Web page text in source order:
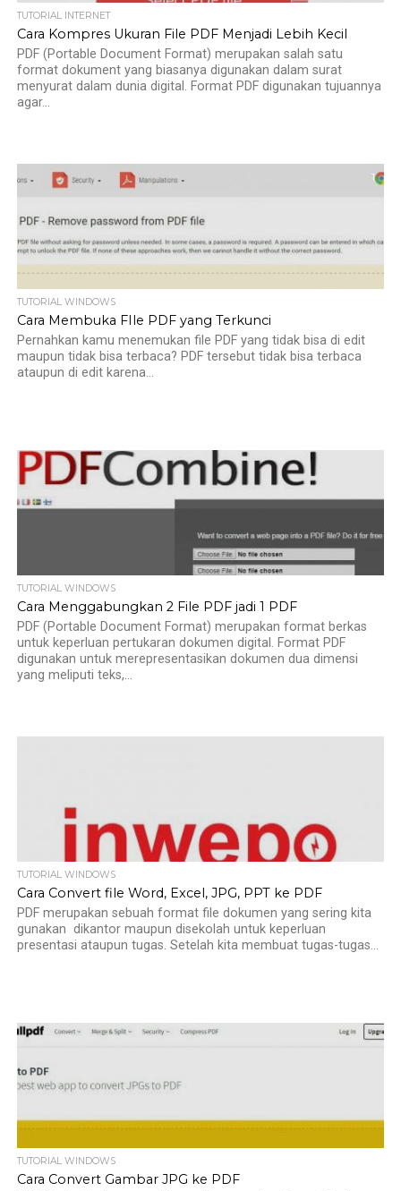
TUTORIAL INTERNET
Cara Kompres Ukuran File PDF Menjadi Lebih Kecil
PDF (Portable Document Format) merupakan salah satu
format dokument yang biasanya digunakan dalam surat
menyurat dalam dunia digital. Format PDF digunakan tujuannya
agar...
1
TUTORIAL WINDOWS
Cara Membuka FIle PDF yang Terkunci
Pernahkan kamu menemukan file PDF yang tidak bisa di edit
maupun tidak bisa terbaca? PDF tersebut tidak bisa terbaca
ataupun di edit karena...
TUTORIAL WINDOWS
Cara Menggabungkan 2 File PDF jadi 1 PDF
PDF (Portable Document Format) merupakan format berkas
untuk keperluan pertukaran dokumen digital. Format PDF
digunakan untuk merepresentasikan dokumen dua dimensi
yang meliputi teks,...
TUTORIAL WINDOWS
Cara Convert file Word, Excel, JPG, PPT ke PDF
PDF merupakan sebuah format file dokumen yang sering kita
gunakan dikantor maupun disekolah untuk keperluan
presentasi ataupun tugas. Setelah kita membuat tugas-tugas...
TUTORIAL WINDOWS
Cara Convert Gambar JPG ke PDF